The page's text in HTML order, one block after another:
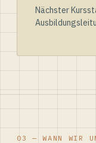
Nächster
03 — WANN WIR